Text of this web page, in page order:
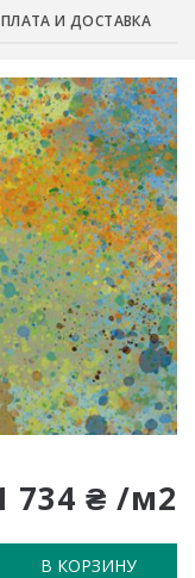
И ДОСТАВКА
734 ₴ /м2
В КОРЗИНУ